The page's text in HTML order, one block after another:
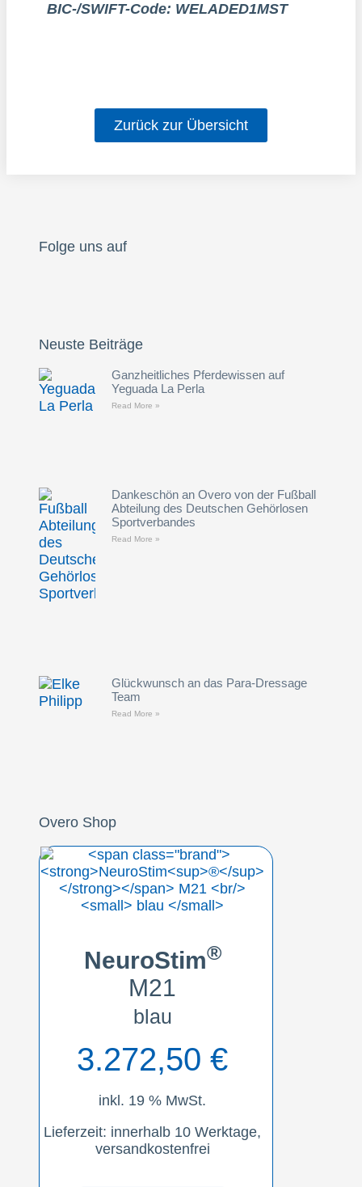
BIC-/SWIFT-Code: WELADED1MST
Zurück zur Übersicht
Folge uns auf
Neuste Beiträge
Ganzheitliches Pferdewissen auf
Yeguada La Perla
Read More »
Dankeschön an Overo von der Fußball
Abteilung des Deutschen Gehörlosen
Sportverbandes
Read More »
Glückwunsch an das Para-Dressage
Team
Read More »
Overo Shop
NeuroStim®
M21
blau
3.272,50 €
inkl. 19 % MwSt.
Lieferzeit: innerhalb 10 Werktage,
versandkostenfrei